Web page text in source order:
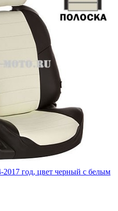
год, цвет черный с белым